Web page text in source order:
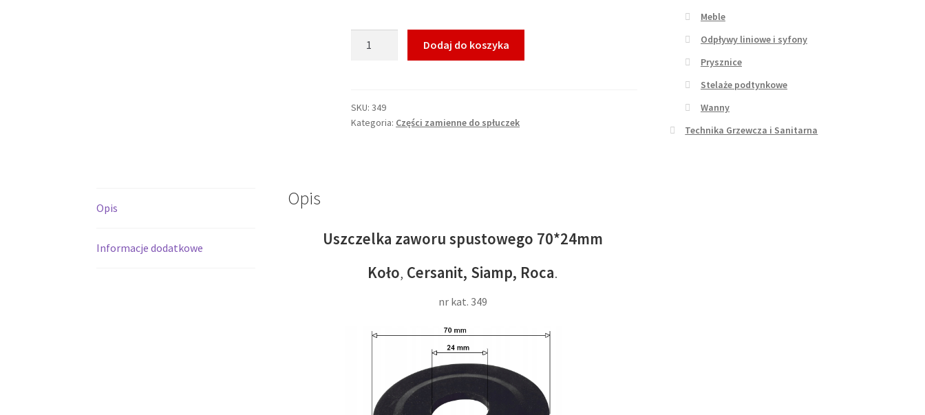
70*24mm
Cersanit
Dodaj do koszyka
SKU:349
Kategoria: Części zamienne do spłuczek
Opis
Informacje dodatkowe
Opis
Uszczelka zaworu spustowego 70*24mm
Koło, Cersanit, Siamp, Roca.
nr kat. 349
Meble
Odpływy liniowe i syfony
Prysznice
Stelaże podtynkowe
Wanny
Technika Grzewcza i Sanitarna